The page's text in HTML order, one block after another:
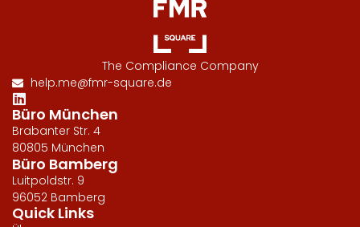
The Compliance Company
help.me@fmr-square.de
Quick Links
Büro München
Brabanter Str. 4
80805 München
Büro Bamberg
Luitpoldstr. 9
96052 Bamberg